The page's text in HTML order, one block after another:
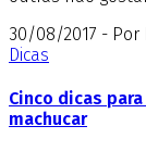
30/08/2017 -
Dicas
Cinco dicas
machucar